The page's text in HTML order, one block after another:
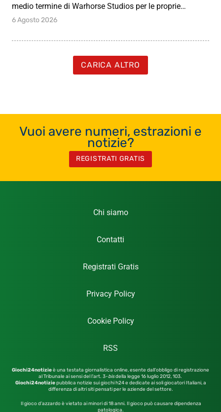
medio termine di Warhorse Studios per le proprie…
6 Agosto 2026
CARICA ALTRO
Vuoi avere numeri, estrazioni e
notizie?
REGISTRATI GRATIS
Chi siamo
Contatti
Registrati Gratis
Privacy Policy
Cookie Policy
RSS
Giochi24notizieè una testata giornalistica online, esente dall’obbligo di registrazione
al Tribunale ai sensi del l’art. 3-bisdella legge 16 luglio 2012,103.
Giochi24notiziepubblica notizie sui giochi h24 e dedicate ai soli giocatori Italiani, a
differenza di altri siti pensati per le aziende del settore.
Il gioco d’azzardo è vietato ai minori di 18 anni. Il gioco può causare dipendenza
patologica.